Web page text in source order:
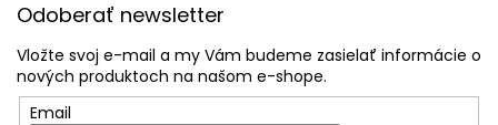
Odoberať newsletter
Vložte svoj e-mail a my Vám budeme zasielať informácie o
nových produktoch na našom e-shope.
Email